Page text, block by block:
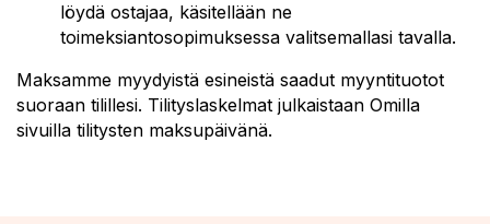
löydä ostajaa, käsitellään ne
toimeksiantosopimuksessa valitsemallasi tavalla.
Maksamme myydyistä esineistä saadut myyntituotot
suoraan tilillesi. Tilityslaskelmat julkaistaan Omilla
sivuilla tilitysten maksupäivänä.